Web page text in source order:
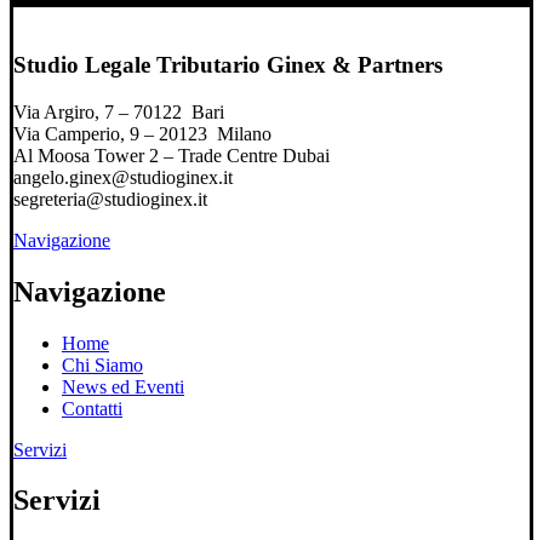
Studio Legale Tributario Ginex & Partners
Via Argiro, 7 – 70122 Bari
Via Camperio, 9 – 20123 Milano
Al Moosa Tower 2 – Trade Centre Dubai
angelo.ginex@studioginex.it
segreteria@studioginex.it
Navigazione
Navigazione
Home
Chi Siamo
News ed Eventi
Contatti
Servizi
Servizi